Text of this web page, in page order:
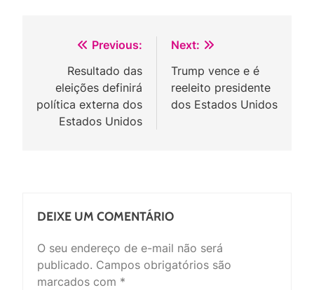
Navegação
Post
Previous:
Resultado das
eleições definirá
política externa dos
Estados Unidos
Next:
Trump vence e é
reeleito presidente
dos Estados Unidos
DEIXE UM COMENTÁRIO
O seu endereço de e-mail não será
publicado. Campos obrigatórios são
marcados com *